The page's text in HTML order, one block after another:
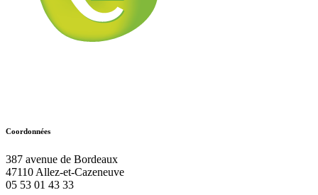
Coordonnées
387 avenue de Bordeaux
47110 Allez-et-Cazeneuve
05 53 01 43 33